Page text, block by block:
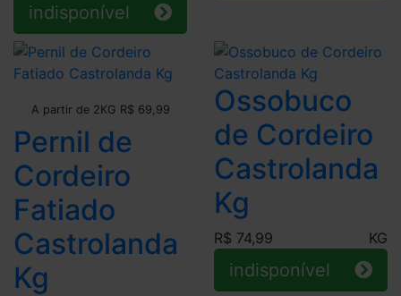
indisponível
A partir de 2KG R$ 69,99
Pernil de
Cordeiro
Fatiado
Castrolanda
Kg
Ossobuco
de Cordeiro
Castrolanda
Kg
R$ 74,99 KG
indisponível